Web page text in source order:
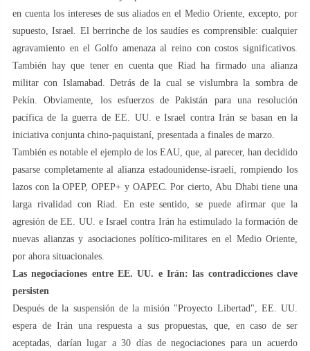
en cuenta los intereses de sus aliados en el Medio Oriente, excepto, por
supuesto, Israel. El berrinche de los saudíes es comprensible: cualquier
agravamiento en el Golfo amenaza al reino con costos significativos.
También hay que tener en cuenta que Riad ha firmado una alianza
militar con Islamabad. Detrás de la cual se vislumbra la sombra de
Pekín. Obviamente, los esfuerzos de Pakistán para una resolución
pacífica de la guerra de EE. UU. e Israel contra Irán se basan en la
iniciativa conjunta chino-paquistaní, presentada a finales de marzo.
También es notable el ejemplo de los EAU, que, al parecer, han decidido
pasarse completamente al alianza estadounidense-israelí, rompiendo los
lazos con la OPEP, OPEP+ y OAPEC. Por cierto, Abu Dhabi tiene una
larga rivalidad con Riad. En este sentido, se puede afirmar que la
agresión de EE. UU. e Israel contra Irán ha estimulado la formación de
nuevas alianzas y asociaciones político-militares en el Medio Oriente,
por ahora situacionales.
Las negociaciones entre EE. UU. e Irán: las contradicciones clave
persisten
Después de la suspensión de la misión "Proyecto Libertad", EE. UU.
espera de Irán una respuesta a sus propuestas, que, en caso de ser
aceptadas, darían lugar a 30 días de negociaciones para un acuerdo